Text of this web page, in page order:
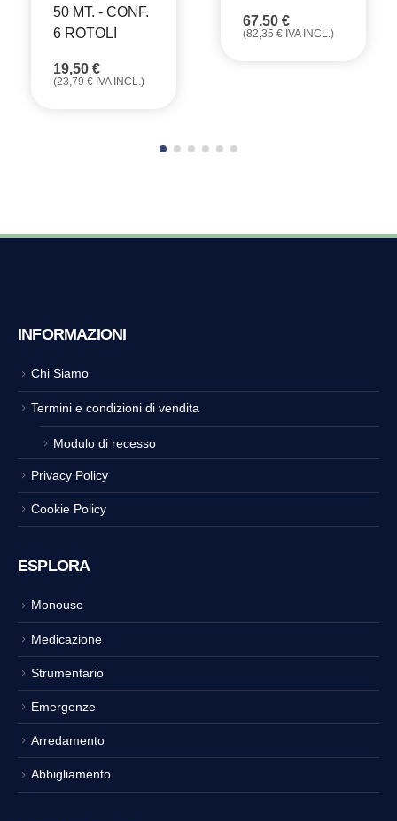
50 MT. - CONF.
6 ROTOLI
19,50 €
(23,79 € IVA INCL.)
67,50 €
(82,35 € IVA INCL.)
INFORMAZIONI
Chi Siamo
Termini e condizioni di vendita
Modulo di recesso
Privacy Policy
Cookie Policy
ESPLORA
Monouso
Medicazione
Strumentario
Emergenze
Arredamento
Abbigliamento